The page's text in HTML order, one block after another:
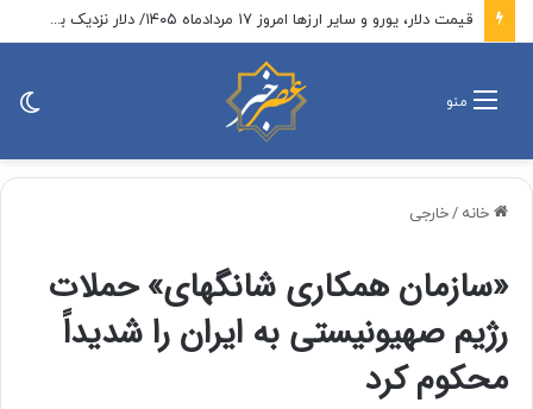
قیمت دلار، یورو و سایر ارزها امروز ۱۷ مردادماه ۱۴۰۵/ دلار نزدیک به ۶ هزار تومان ریخت؛ یورو ۷ هزار تومان + جدول
منو
خانه /خارجی
«سازمان همکاری شانگهای» حملات
رژیم صهیونیستی به ایران را شدیداً
محکوم کرد